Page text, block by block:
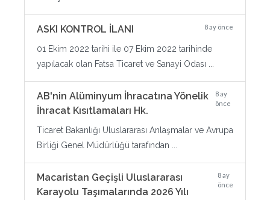
ASKI KONTROL İLANI 8 ay önce
01 Ekim 2022 tarihi ile 07 Ekim 2022 tarihinde
yapılacak olan Fatsa Ticaret ve Sanayi Odası ...
AB'nin Alüminyum İhracatına Yönelik
İhracat Kısıtlamaları Hk.
8 ay
önce
Ticaret Bakanlığı Uluslararası Anlaşmalar ve Avrupa
Birliği Genel Müdürlüğü tarafından ...
Macaristan Geçişli Uluslararası
Karayolu Taşımalarında 2026 Yılı
8 ay
önce